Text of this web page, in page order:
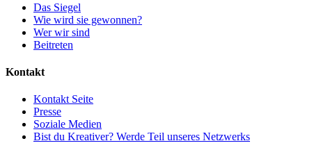
Das Siegel
Wie wird sie gewonnen?
Wer wir sind
Beitreten
Kontakt
Kontakt Seite
Presse
Soziale Medien
Bist du Kreativer? Werde Teil unseres Netzwerks